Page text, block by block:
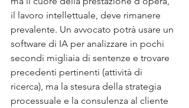
il lavoro intellettuale, deve rimanere
prevalente. Un avvocato potrà usare un
software di IA per analizzare in pochi
secondi migliaia di sentenze e trovare
precedenti pertinenti (attività di
ricerca), ma la stesura della strategia
processuale e la consulenza al cliente